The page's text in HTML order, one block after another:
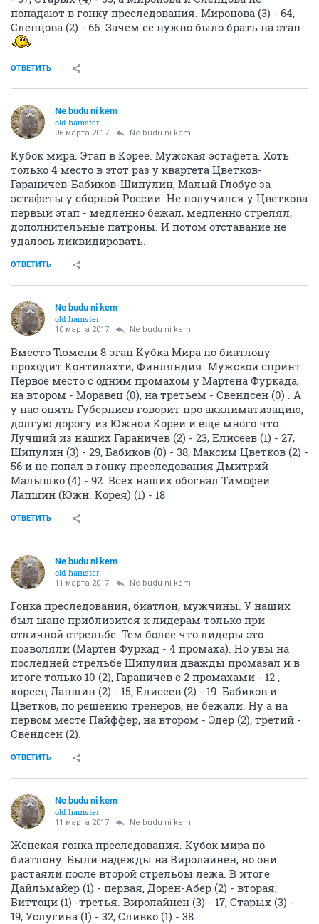
попадают в гонку преследования. Миронова (3) - 64,
Слепцова (2) - 66. Зачем её нужно было брать на этап
ОТВЕТИТЬ
Ne budu ni kem
old hamster
06 марта 2017 Ne budu ni kem
Кубок мира. Этап в Корее. Мужская эстафета. Хоть
только 4 место в этот раз у квартета Цветков-
Гараничев-Бабиков-Шипулин, Малый Глобус за
эстафеты у сборной России. Не получился у Цветкова
первый этап - медленно бежал, медленно стрелял,
дополнительные патроны. И потом отставание не
удалось ликвидировать.
ОТВЕТИТЬ
Ne budu ni kem
old hamster
10 марта 2017 Ne budu ni kem
Вместо Тюмени 8 этап Кубка Мира по биатлону
проходит Контилахти, Финляндия. Мужской спринт.
Первое место с одним промахом у Мартена Фуркада,
на втором - Моравец (0), на третьем - Свендсен (0) . А
у нас опять Губерниев говорит про акклиматизацию,
долгую дорогу из Южной Кореи и еще много что.
Лучший из наших Гараничев (2) - 23, Елисеев (1) - 27,
Шипулин (3) - 29, Бабиков (0) - 38, Максим Цветков (2) -
56 и не попал в гонку преследования Дмитрий
Малышко (4) - 92. Всех наших обогнал Тимофей
Лапшин (Южн. Корея) (1) - 18
ОТВЕТИТЬ
Ne budu ni kem
old hamster
11 марта 2017 Ne budu ni kem
Гонка преследования, биатлон, мужчины. У наших
был шанс приблизится к лидерам только при
отличной стрельбе. Тем более что лидеры это
позволяли (Мартен Фуркад - 4 промаха). Но увы на
последней стрельбе Шипулин дважды промазал и в
итоге только 10 (2), Гараничев с 2 промахами - 12 ,
кореец Лапшин (2) - 15, Елисеев (2) - 19. Бабиков и
Цветков, по решению тренеров, не бежали. Ну а на
первом месте Пайффер, на втором - Эдер (2), третий -
Свендсен (2).
ОТВЕТИТЬ
Ne budu ni kem
old hamster
11 марта 2017 Ne budu ni kem
Женская гонка преследования. Кубок мира по
биатлону. Были надежды на Виролайнен, но они
растаяли после второй стрельбы лежа. В итоге
Дайльмайер (1) - первая, Дорен-Абер (2) - вторая,
Виттоци (1) -третья. Виролайнен (3) - 17, Старых (3) -
19, Услугина (1) - 32, Сливко (1) - 38.